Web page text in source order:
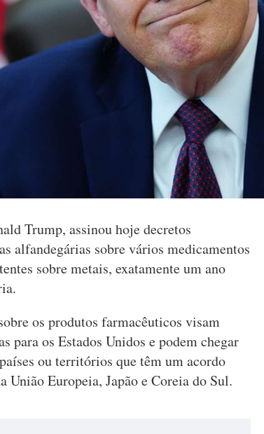
Trump, assinou hoje decretos
alfandegárias sobre vários medicamentos
sobre metais, exatamente um ano
os produtos farmacêuticos visam
para os Estados Unidos e podem chegar
ou territórios que têm um acordo
União Europeia, Japão e Coreia do Sul.